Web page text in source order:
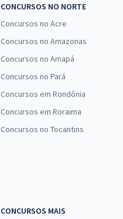
CONCURSOS NO NORTE
Concursos no Acre
Concursos no Amazonas
Concursos no Amapá
Concursos no Pará
Concursos em Rondônia
Concursos em Roraima
Concursos no Tocantins
CONCURSOS MAIS